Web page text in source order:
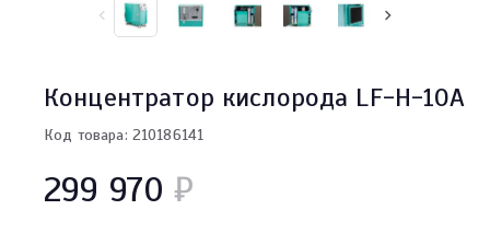
Концентратор кислорода LF-H-10А
Код товара: 210186141
299 970₽